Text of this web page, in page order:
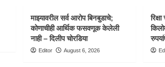
माझ्यावरील सर्व आरोप बिनबुडाचे;
कोणाचीही आर्थिक फसवणूक केलेली
नाही – दिलीप चोरडिया
Editor August 6, 2026